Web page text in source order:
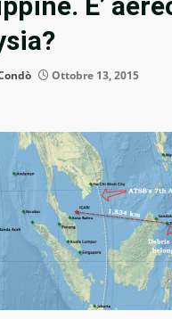
Ottobre 13, 2015